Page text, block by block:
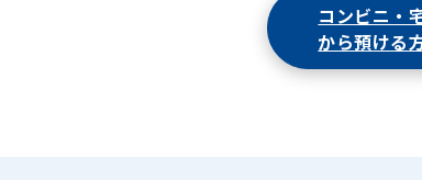
コンビニ・
から預ける